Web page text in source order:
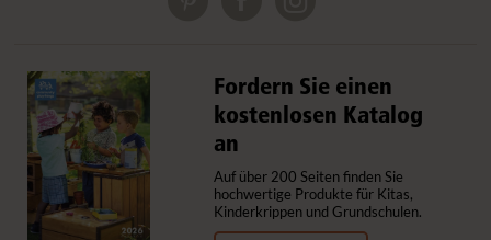
Fordern Sie einen
kostenlosen Katalog
an
Auf über 200 Seiten finden Sie
hochwertige Produkte für Kitas,
Kinderkrippen und Grundschulen.